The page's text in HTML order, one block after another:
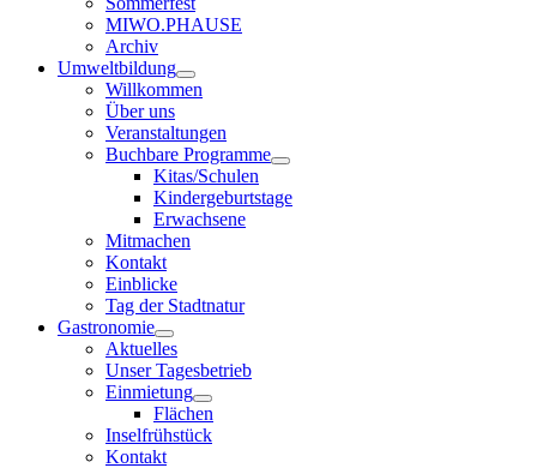
MIWO.PHAUSE
Archiv
Umweltbildung
Willkommen
Über uns
Veranstaltungen
Buchbare Programme
Kitas/Schulen
Kindergeburtstage
Erwachsene
Mitmachen
Kontakt
Einblicke
Tag der Stadtnatur
Gastronomie
Aktuelles
Unser Tagesbetrieb
Einmietung
Flächen
Inselfrühstück
Kontakt